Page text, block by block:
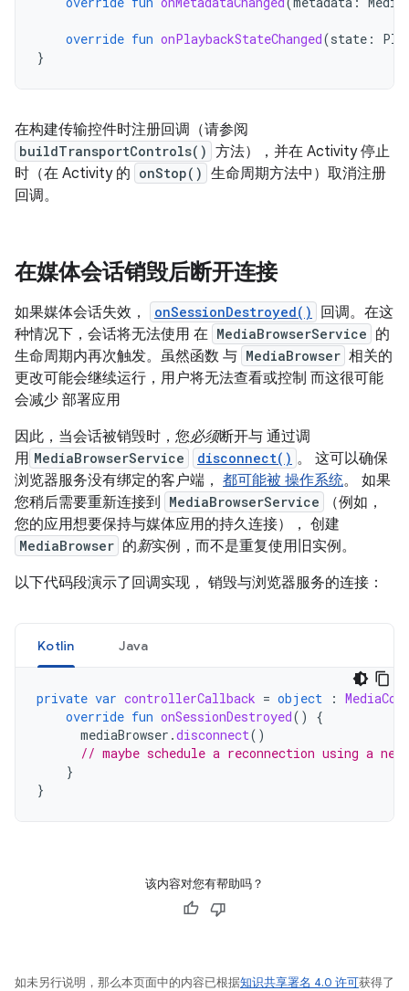
override fun onPlaybackStateChanged(state :
}
在构建传输控件时注册回调（请参阅
buildTransportControls() 方法），并在 Activity 停止
时（在 Activity 的 onStop() 生命周期方法中）取消注册
回调。
在媒体会话销毁后断开连接
如果媒体会话失效， onSessionDestroyed()
回调。在这
种情况下，会话将无法使用 在 MediaBrowserService 的
生命周期内再次触发。虽然函数 与 MediaBrowser 相关的
更改可能会继续运行，用户将无法查看或控制 而这很可能
会减少 部署应用
因此，当会话被销毁时，您必须断开与 通过调
用 MediaBrowserService disconnect() 。 这可以确保
浏览器服务没有绑定的客户端， 都可能被 操作系统。 如果
您稍后需要重新连接到
MediaBrowserService
（例如，
您的应用想要保持与媒体应用的持久连接）， 创建
MediaBrowser 的新实例，而不是重复使用旧实例。
以下代码段演示了回调实现， 销毁与浏览器服务的连接：
Kotlin Java
private var controllerCallback = object :
override fun onSessionDestroyed()
{
mediaBrowser .disconnect()
// maybe schedule a reconnection using a new
}
}
该内容对您有帮助吗？
如未另行说明，那么本页面中的内容已根据知识共享署名 4.0 许可获得了